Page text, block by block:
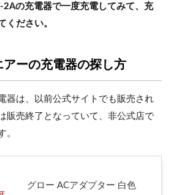
の充電器で一度充電してみて、充
ください。
ーの充電器の探し方
器は、以前公式サイトでも販売され
販売終了となっていて、非公式店で
。
グロー ACアダプター 白色